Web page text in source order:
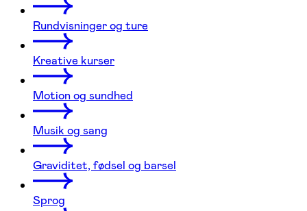
Rundvisninger og ture
Kreative kurser
Motion og sundhed
Musik og sang
Graviditet, fødsel og barsel
Sprog